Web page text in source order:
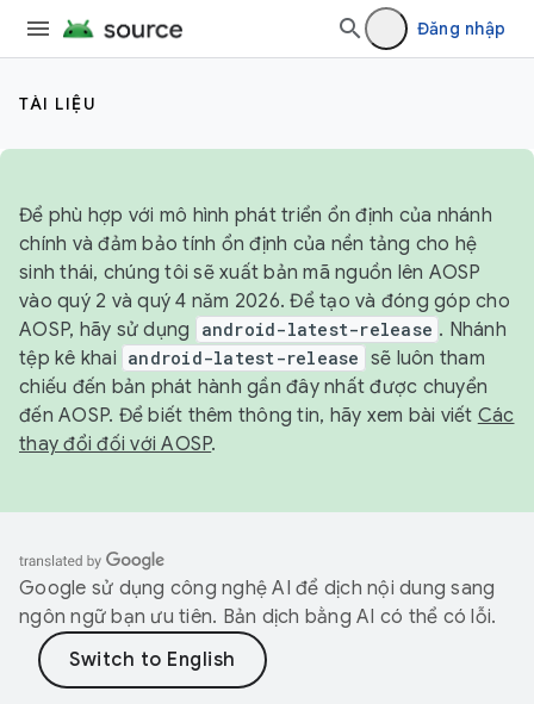
Đăng nhập
TÀI LIỆU
Để phù hợp với mô hình phát triển ổn định của nhánh
chính và đảm bảo tính ổn định của nền tảng cho hệ
sinh thái, chúng tôi sẽ xuất bản mã nguồn lên AOSP
vào quý 2 và quý 4 năm 2026. Để tạo và đóng góp cho
AOSP, hãy sử dụng
android-latest-release . Nhánh
tệp kê khai android-latest-release sẽ luôn tham
chiếu đến bản phát hành gần đây nhất được chuyển
đến AOSP. Để biết thêm thông tin, hãy xem bài viết Các
thay đổi đối với AOSP.
Google sử dụng công nghệ AI để dịch nội dung sang
ngôn ngữ bạn ưu tiên. Bản dịch bằng AI có thể có lỗi.